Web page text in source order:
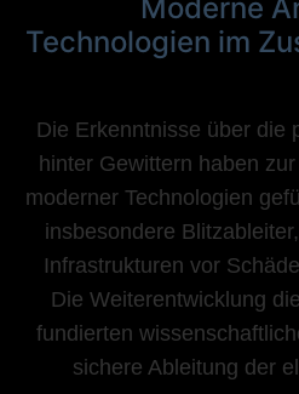
Moderne
Technologien im
Die Erkenntnisse über die
hinter Gewittern haben
moderner Technologien
insbesondere
Infrastrukturen vor
Die Weiterentwicklung
fundierten
sichere Ableitung der